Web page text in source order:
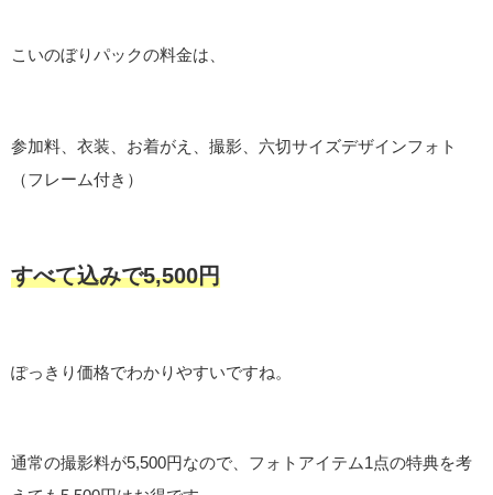
こいのぼりパックの料金は、
参加料、衣装、お着がえ、撮影、六切サイズデザインフォト
（フレーム付き）
すべて込みで5,500円
ぽっきり価格でわかりやすいですね。
通常の撮影料が5,500円なので、フォトアイテム1点の特典を考